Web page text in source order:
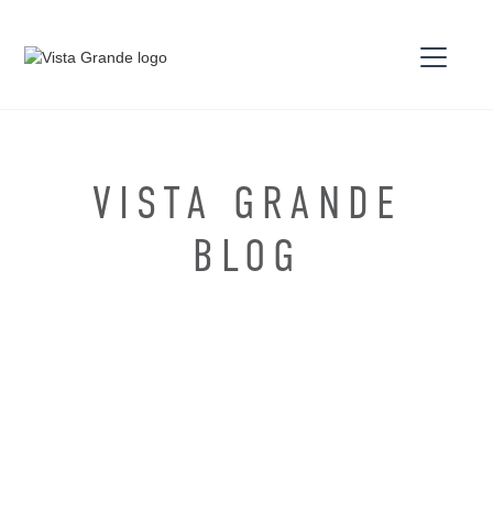
VISTA GRANDE
BLOG